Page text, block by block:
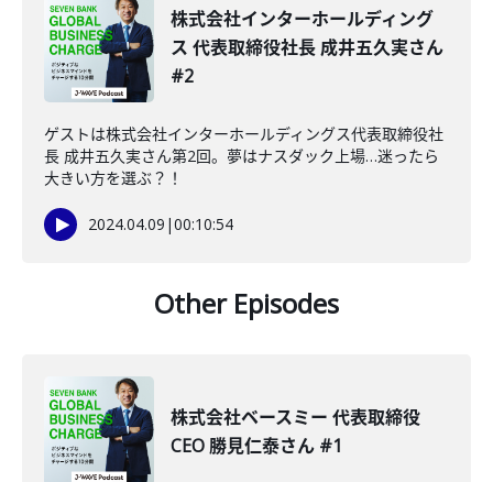
株式会社インターホールディング
ス 代表取締役社長 成井五久実さん
#2
ゲストは株式会社インターホールディングス代表取締役社
長 成井五久実さん第2回。夢はナスダック上場…迷ったら
大きい方を選ぶ？！
2024.04.09 |00:10:54
Other Episodes
株式会社ベースミー 代表取締役
CEO 勝見仁泰さん #1